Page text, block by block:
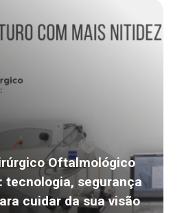
Oftalmológico
tecnologia, segurança
cuidar da sua visão